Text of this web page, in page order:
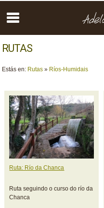
RUTAS
Estás en: Rutas » Ríos-Humidais
Ruta: Río da Chanca
Ruta seguindo o curso do río da
Chanca